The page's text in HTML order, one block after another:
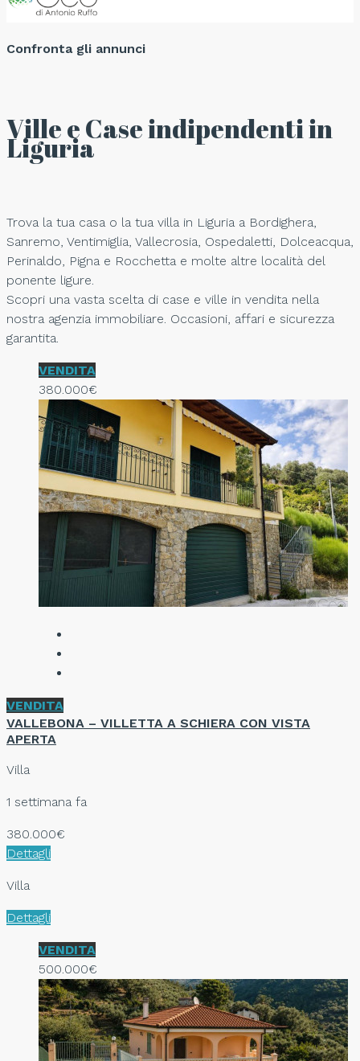
Confronta gli annunci
Ville e Case indipendenti in
Liguria
Trova la tua casa o la tua villa in Liguria a Bordighera,
Sanremo, Ventimiglia, Vallecrosia, Ospedaletti, Dolceacqua,
Perinaldo, Pigna e Rocchetta e molte altre località del
ponente ligure.
Scopri una vasta scelta di case e ville in vendita nella
nostra agenzia immobiliare. Occasioni, affari e sicurezza
garantita.
VENDITA
380.000€
VENDITA
VALLEBONA – VILLETTA A SCHIERA CON VISTA
APERTA
Villa
1 settimana fa
380.000€
Dettagli
Villa
Dettagli
VENDITA
500.000€